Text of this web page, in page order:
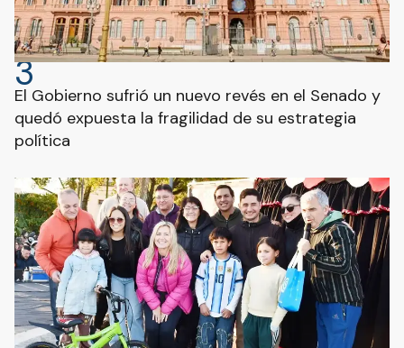
3
El Gobierno sufrió un nuevo revés en el Senado y
quedó expuesta la fragilidad de su estrategia
política